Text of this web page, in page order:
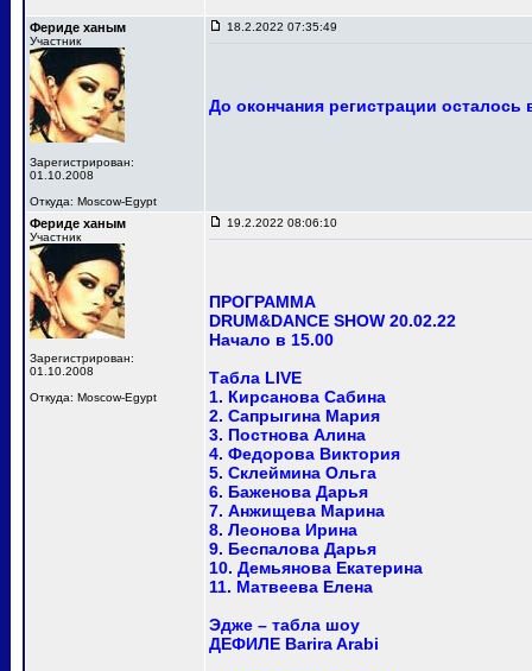
Фериде ханым
Участник
Зарегистрирован:
01.10.2008
Откуда: Moscow-Egypt
18.2.2022 07:35:49
До окончания регистрации осталось
Фериде ханым
Участник
Зарегистрирован:
01.10.2008
Откуда: Moscow-Egypt
19.2.2022 08:06:10
ПРОГРАММА
DRUM&DANCE SHOW 20.02.22
Начало в 15.00
Табла LIVE
1. Кирсанова Сабина
2. Сапрыгина Мария
3. Постнова Алина
4. Федорова Виктория
5. Склеймина Ольга
6. Баженова Дарья
7. Анжищева Марина
8. Леонова Ирина
9. Беспалова Дарья
10. Демьянова Екатерина
11. Матвеева Елена
Эдже – табла шоу
ДЕФИЛЕ Barira Arabi